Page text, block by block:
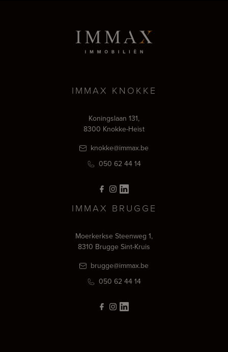
IMMAX KNOKKE
Koningslaan 131,
8300 Knokke-Heist
knokke@immax.be
050 62 44 14
IMMAX BRUGGE
Moerkerkse Steenweg 1,
8310 Brugge Sint-Kruis
brugge@immax.be
050 62 44 14